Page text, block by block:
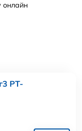
онлайн
РТ-